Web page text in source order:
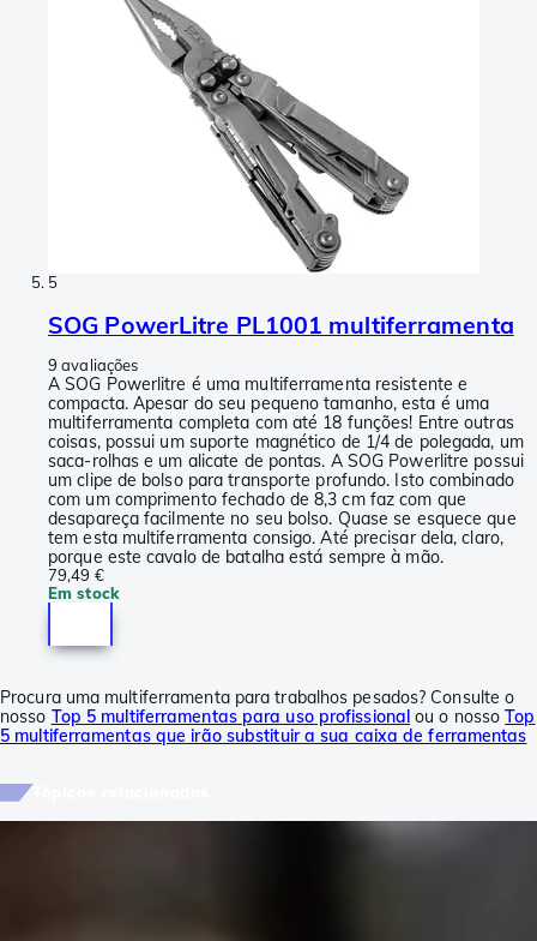
5
SOG PowerLitre PL1001 multiferramenta
9 avaliações
A SOG Powerlitre é uma multiferramenta resistente e
compacta. Apesar do seu pequeno tamanho, esta é uma
multiferramenta completa com até 18 funções! Entre outras
coisas, possui um suporte magnético de 1/4 de polegada, um
saca-rolhas e um alicate de pontas. A SOG Powerlitre possui
um clipe de bolso para transporte profundo. Isto combinado
com um comprimento fechado de 8,3 cm faz com que
desapareça facilmente no seu bolso. Quase se esquece que
tem esta multiferramenta consigo. Até precisar dela, claro,
porque este cavalo de batalha está sempre à mão.
79,49 €
Em stock
Procura uma multiferramenta para trabalhos pesados? Consulte o
nosso Top 5 multiferramentas para uso profissional ou o nossoTop
5 multiferramentas que irão substituir a sua caixa de ferramentas